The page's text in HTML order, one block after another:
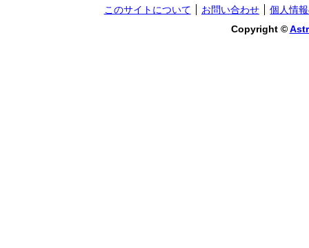
このサイトについて お問い合わせ
個人情
Copyright ©